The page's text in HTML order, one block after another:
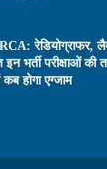
रेडियोग्राफर,
भर्ती परीक्षाओं की
होगा एग्जाम